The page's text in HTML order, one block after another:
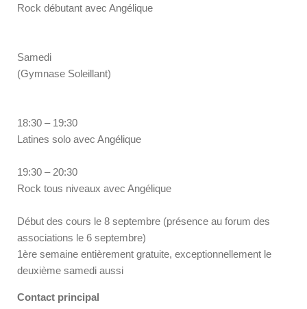
Rock débutant avec Angélique
Samedi
(Gymnase Soleillant)
18:30 – 19:30
Latines solo avec Angélique
19:30 – 20:30
Rock tous niveaux avec Angélique
Début des cours le 8 septembre (présence au forum des
associations le 6 septembre)
1ère semaine entièrement gratuite, exceptionnellement le
deuxième samedi aussi
Contact principal